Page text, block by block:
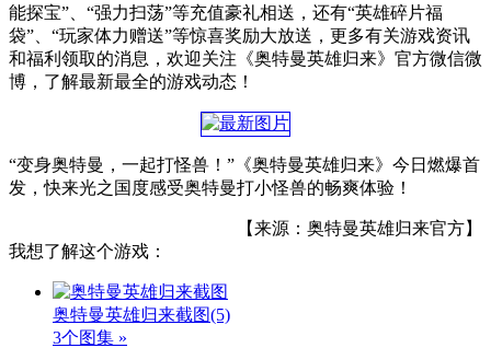
能探宝”、“强力扫荡”等充值豪礼相送，还有“英雄碎片福
袋”、“玩家体力赠送”等惊喜奖励大放送，更多有关游戏资讯
和福利领取的消息，欢迎关注《奥特曼英雄归来》官方微信微
博，了解最新最全的游戏动态！
“变身奥特曼，一起打怪兽！”《奥特曼英雄归来》今日燃爆首
发，快来光之国度感受奥特曼打小怪兽的畅爽体验！
【来源：奥特曼英雄归来官方】
我想了解这个游戏：
奥特曼英雄归来截图(5)
3个图集 »